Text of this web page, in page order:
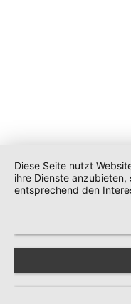
Diese Seite nutzt
ihre Dienste
entsprechend den